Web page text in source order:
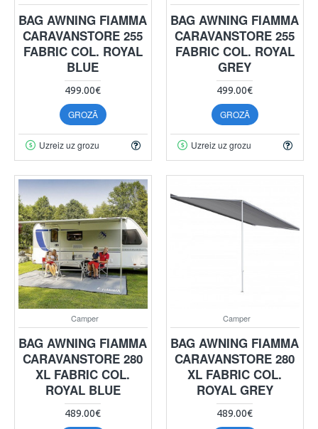
BAG AWNING FIAMMA
CARAVANSTORE 255
FABRIC COL. ROYAL
BLUE
499.00€
GROZĀ
Uzreiz uz grozu
BAG AWNING FIAMMA
CARAVANSTORE 255
FABRIC COL. ROYAL
GREY
499.00€
GROZĀ
Uzreiz uz grozu
Camper
BAG AWNING FIAMMA
CARAVANSTORE 280
XL FABRIC COL.
ROYAL BLUE
489.00€
Camper
BAG AWNING FIAMMA
CARAVANSTORE 280
XL FABRIC COL.
ROYAL GREY
489.00€